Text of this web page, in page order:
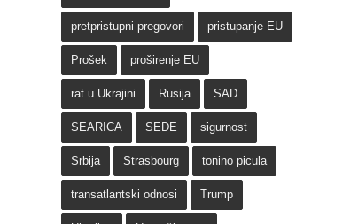
pretpristupni pregovori pristupanje EU
Prošek proširenje EU
rat u Ukrajini Rusija SAD
SEARICA SEDE sigurnost
Srbija Strasbourg tonino picula
transatlantski odnosi Trump